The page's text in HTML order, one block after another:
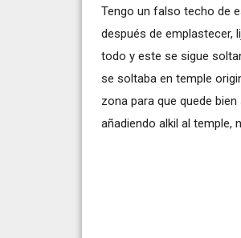
Tengo un falso techo de
después de emplastecer,
todo y este se sigue
se soltaba en temple
zona para que quede
añadiendo alkil al temple,